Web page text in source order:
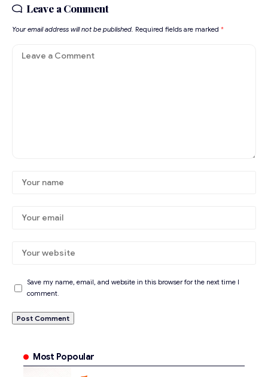
Leave a Comment
Your email address will not be published. Required fields are marked *
Save my name, email, and website in this browser for the next time I
comment.
Most Popoular